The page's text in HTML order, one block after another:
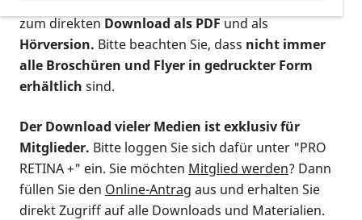
zum direktenDownload als PDFund als
Hörversion. Bitte beachten Sie, dass nicht immer
alle Broschüren und Flyer in gedruckter Form
erhältlich sind.
Der Download vieler Medien ist exklusiv für
Mitglieder. Bitte loggen Sie sich dafür unter "PRO
RETINA +" ein. Sie möchten Mitglied werden? Dann
füllen Sie den Online-Antrag aus und erhalten Sie
direkt Zugriff auf alle Downloads und Materialien.